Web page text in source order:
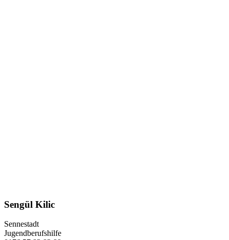
Sengül Kilic
Sennestadt
Jugendberufshilfe